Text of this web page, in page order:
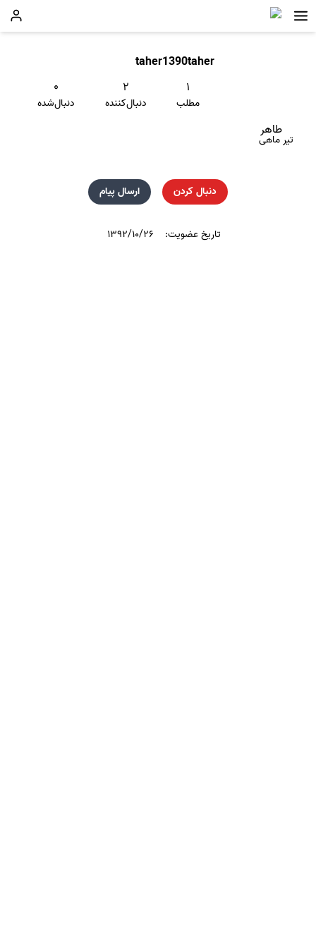
taher1390taher
۱
مطلب
۲
دنبال‌کننده
۰
دنبال‌شده
طاهر
تیر ماهی
دنبال کردن ارسال پیام
تاریخ عضویت: ۱۳۹۲/۱۰/۲۶